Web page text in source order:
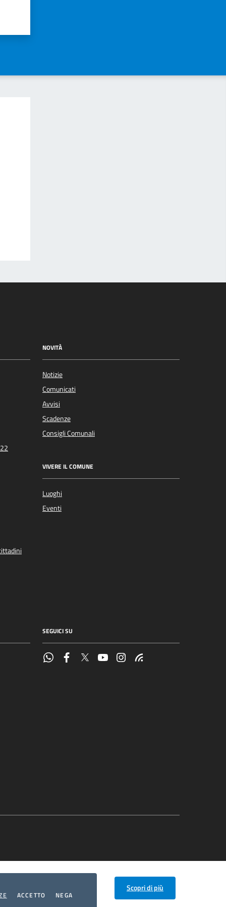
COOKIES
ACCETTO I COOKIES
NEGAI COOKIES
NOVITÀ
Notizie
Comunicati
Avvisi
Scadenze
Consigli Comunali
VIVERE IL COMUNE
Luoghi
Eventi
SEGUICI SU
Scopri di più